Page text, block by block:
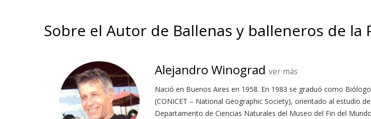
Sobre el Autor de Ballenas y balleneros de la
Alejandro Winograd ver más
Nació en Buenos Aires en 1958. En 1983 se graduó como
(CONICET – National Geographic Society), orientado al estudio
Departamento de Ciencias Naturales del Museo del Fin del